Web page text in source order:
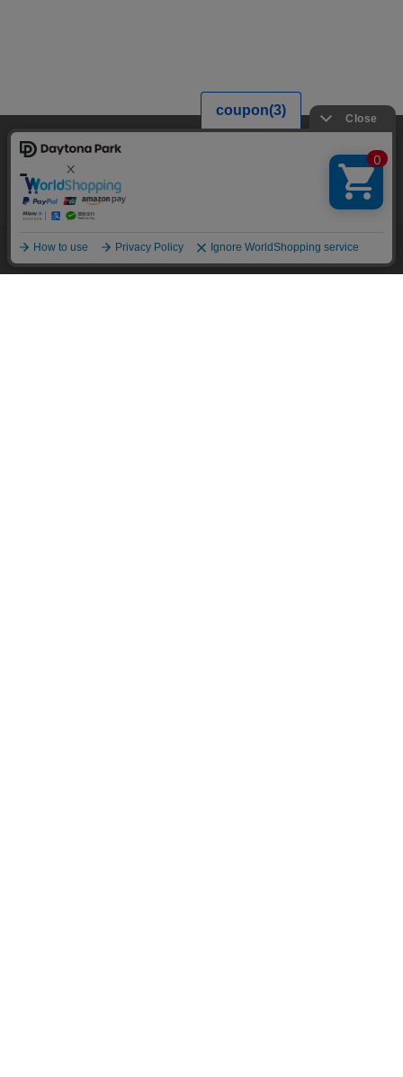
メニュー スタイリング 探す お気に入り カート
当サイトでは利用体験の向上およびコンテンツの最適な提供、トラフィック
の分析を目的としてCookieを使用しています。
サイトの閲覧を継続された場合、Cookieの利用に同意したことものといたし
ます。
詳細についてはプライバシーポリシー
承諾する